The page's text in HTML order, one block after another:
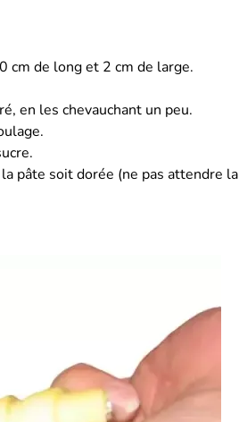
cm de long et 2 cm de large.
en les chevauchant un peu.
pâte soit dorée (ne pas attendre la